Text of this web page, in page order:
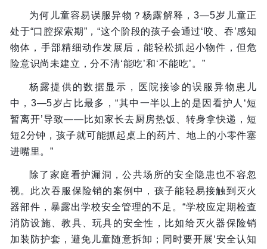
为何儿童容易误服异物？杨露解释，3—5岁儿童正
处于“口腔探索期”，“这个阶段的孩子会通过‘咬、吞’感知
物体，手部精细动作发展后，能轻松抓起小物件，但危
险意识尚未建立，分不清‘能吃’和‘不能吃’。”
杨露提供的数据显示，医院接诊的误服异物患儿
中，3—5岁占比最多，“其中一半以上的是因看护人‘短
暂离开’导致——比如家长去厨房热饭、转身拿快递，短
短2分钟，孩子就可能抓起桌上的药片、地上的小零件塞
进嘴里。”
除了家庭看护漏洞，公共场所的安全隐患也不容忽
视。此次吞服保险销的案例中，孩子能轻易接触到灭火
器部件，暴露出学校安全管理的不足。“学校应定期检查
消防设施、教具、玩具的安全性，比如给灭火器保险销
加装防护套，避免儿童随意拆卸；同时要开展‘安全认知